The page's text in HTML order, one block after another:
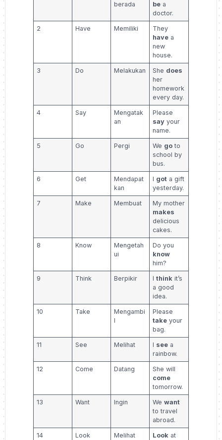
berada
be a
doctor.
2 Have Memiliki
They
have a
new
house.
3 Do Melakukan She does
her
homework
every day.
4 Say
Mengatak
an
Please
say your
name.
5 Go Pergi We go to
school by
bus.
6 Get
Mendapat
kan
I got a gift
yesterday.
7 Make Membuat
My mother
makes
delicious
cakes.
8 Know
Mengetah
ui
Do you
know
him?
9 Think Berpikir Ithink it’s
a good
idea.
10 Take
Mengambi
l
Please
take your
bag.
11 See Melihat I see a
rainbow.
12 Come Datang
She will
come
tomorrow.
13 Want Ingin Wewant
to travel
abroad.
14 Look Melihat Look at